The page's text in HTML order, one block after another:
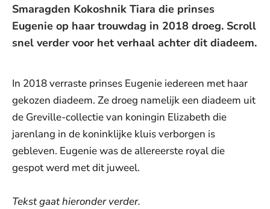
Smaragden Kokoshnik Tiara die prinses
Eugenie op haar trouwdag in 2018 droeg. Scroll
snel verder voor het verhaal achter dit diadeem.
In 2018 verraste prinses Eugenie iedereen met haar
gekozen diadeem. Ze droeg namelijk een diadeem uit
de Greville-collectie van koningin Elizabeth die
jarenlang in de koninklijke kluis verborgen is
gebleven. Eugenie was de allereerste royal die
gespot werd met dit juweel.
Tekst gaat hieronder verder.